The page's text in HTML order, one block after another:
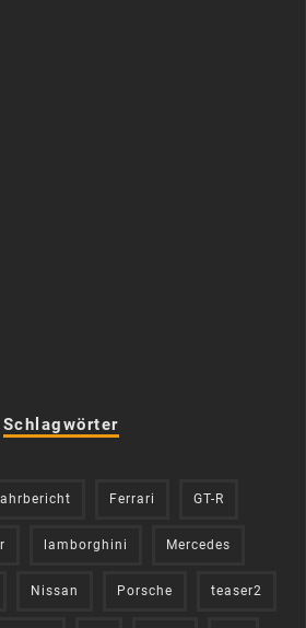
Schlagwörter
Ferrari GT-R
lamborghini Mercedes
Nissan Porsche teaser2